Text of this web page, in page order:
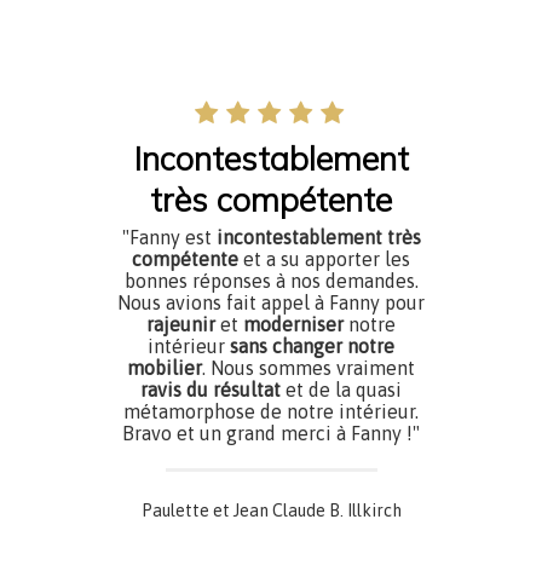
Incontestablement
très compétente
"Fanny est incontestablement très
compétente et a su apporter les
bonnes réponses à nos demandes.
Nous avions fait appel à Fanny pour
rajeuniret modernisernotre
intérieur sans changer notre
mobilier. Nous sommes vraiment
ravis du résultat et de la quasi
métamorphose de notre intérieur.
Bravo et un grand merci à Fanny !"
Paulette et Jean Claude B. Illkirch